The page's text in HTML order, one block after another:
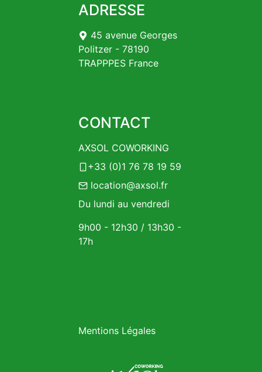
ADRESSE
45 avenue Georges
Politzer - 78190
TRAPPPES France
CONTACT
AXSOL COWORKING
+33 (0)1 76 78 19 59
location@axsol.fr
Du lundi au vendredi
9h00 - 12h30 / 13h30 -
17h
Mentions Légales